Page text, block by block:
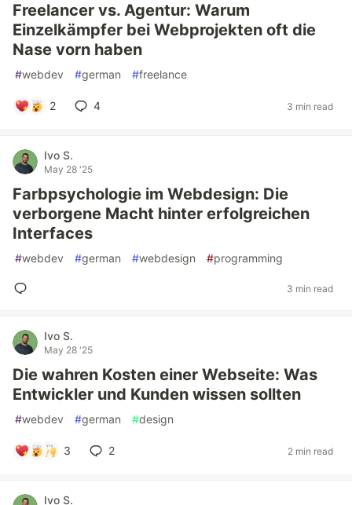
Freelancer vs. Agentur: Warum
Einzelkämpfer bei Webprojekten oft die
Nase vorn haben
#webdev #german #freelance
2 4 3 min read
Ivo S.
May 28 '25
Farbpsychologie im Webdesign: Die
verborgene Macht hinter erfolgreichen
Interfaces
#webdev #german #webdesign #programming
3 min read
Ivo S.
May 28 '25
Die wahren Kosten einer Webseite: Was
Entwickler und Kunden wissen sollten
#webdev #german #design
3 2 2 min read
Ivo S.